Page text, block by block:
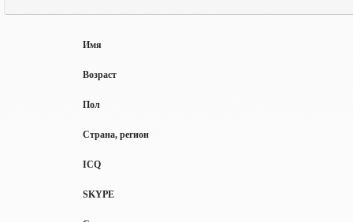
Имя
Возраст
Пол
Страна, регион
ICQ
SKYPE